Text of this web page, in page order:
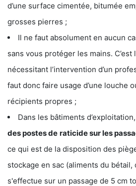
d’une surface cimentée, bitumée
grosses pierres ;
Il ne faut absolument en aucun
sans vous protéger les mains. C’est
nécessitant l’intervention d’un
faut donc faire usage d’une louche
récipients propres ;
Dans les bâtiments
des postes de raticide sur les
ce qui est de la disposition des
stockage en sac (aliments du bétail,
s'effectue sur un passage de 5 cm